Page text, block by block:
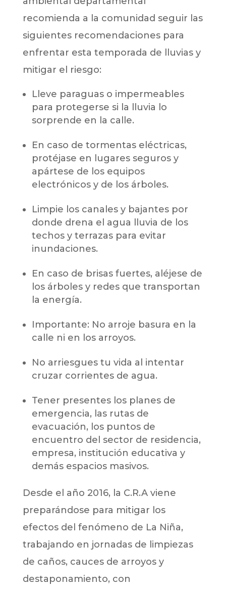
recomienda a la comunidad seguir las
siguientes recomendaciones para
enfrentar esta temporada de lluvias y
mitigar el riesgo:
Lleve paraguas o impermeables
para protegerse si la lluvia lo
sorprende en la calle.
En caso de tormentas eléctricas,
protéjase en lugares seguros y
apártese de los equipos
electrónicos y de los árboles.
Limpie los canales y bajantes por
donde drena el agua lluvia de los
techos y terrazas para evitar
inundaciones.
En caso de brisas fuertes, aléjese de
los árboles y redes que transportan
la energía.
Importante: No arroje basura en la
calle ni en los arroyos.
No arriesgues tu vida al intentar
cruzar corrientes de agua.
Tener presentes los planes de
emergencia, las rutas de
evacuación, los puntos de
encuentro del sector de residencia,
empresa, institución educativa y
demás espacios masivos.
Desde el año 2016, la C.R.A viene
preparándose para mitigar los
efectos del fenómeno de La Niña,
trabajando en jornadas de limpiezas
de caños, cauces de arroyos y
destaponamiento, con